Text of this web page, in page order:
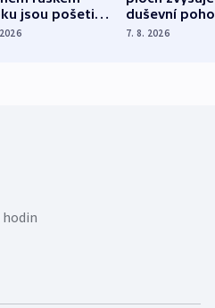
jsou pošetilé,
estonský
duševní
ukázala
7. 8. 2026
hodin